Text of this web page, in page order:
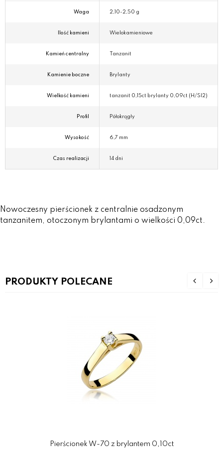
Waga 2,10-2,50 g
Ilość kamieni Wielokamieniowe
Kamień centralny Tanzanit
Kamienie boczne Brylanty
Wielkość kamieni tanzanit 0,15ct brylanty 0,09ct (H/SI2)
Profil Półokrągły
Wysokość 6,7 mm
Czas realizacji 14 dni
Nowoczesny pierścionek z centralnie osadzonym
tanzanitem, otoczonym brylantami o wielkości 0,09ct.
PRODUKTY POLECANE
Pierścionek W-70 z brylantem 0,10ct